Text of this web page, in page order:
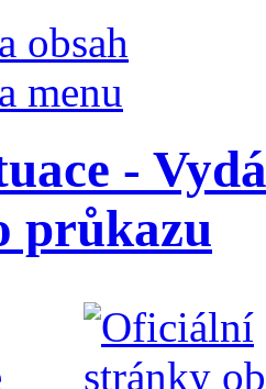
obsah
menu
-
průkazu